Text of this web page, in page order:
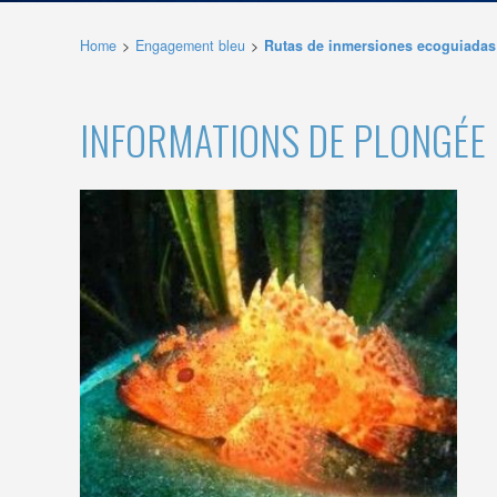
Home Engagement bleu Rutas de inmersiones ecoguiadas
INFORMATIONS DE PLONGÉE
telle
Ils
Ces
site